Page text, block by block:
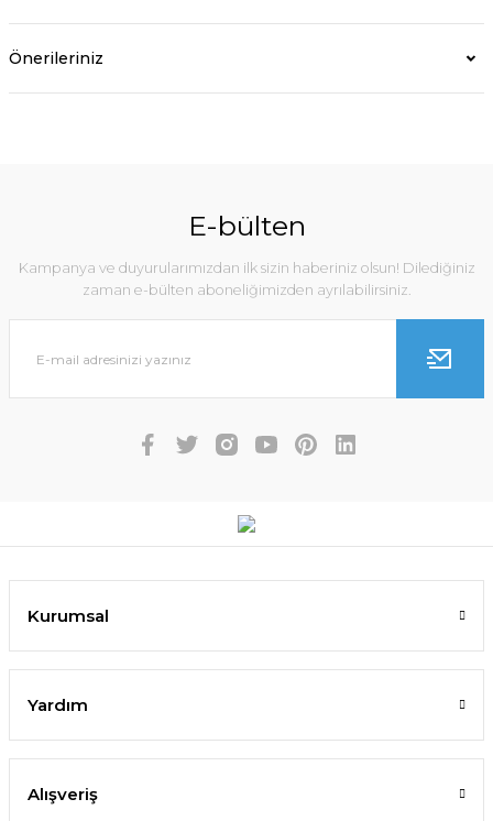
Önerileriniz
E-bülten
Kampanya ve duyurularımızdan ilk sizin haberiniz olsun! Dilediğiniz
zaman e-bülten aboneliğimizden ayrılabilirsiniz.
Kurumsal
Yardım
Alışveriş